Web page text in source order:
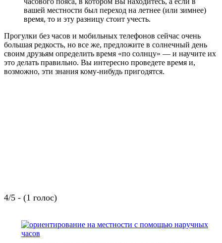
вашей местности был переход на летнее (или зимнее)
время, то и эту разницу стоит учесть.
Прогулки без часов и мобильных телефонов сейчас очень
большая редкость, но все же, предложите в солнечный день
своим друзьям определить время «по солнцу» — и научите их
это делать правильно. Вы интересно проведете время и,
возможно, эти знания кому-нибудь пригодятся.
4/5 - (1 голос)